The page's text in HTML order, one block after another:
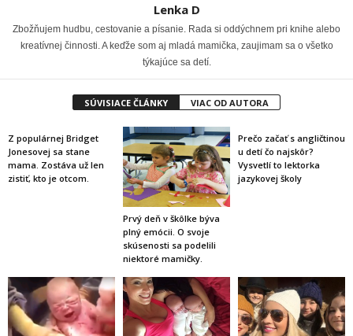
Lenka D
Zbožňujem hudbu, cestovanie a písanie. Rada si oddýchnem pri knihe alebo
kreatívnej činnosti. A keďže som aj mladá mamička, zaujimam sa o všetko
týkajúce sa detí.
SÚVISIACE ČLÁNKY VIAC OD AUTORA
Z populárnej Bridget
Jonesovej sa stane
mama. Zostáva už len
zistiť, kto je otcom.
Prvý deň v škôlke býva
plný emócii. O svoje
skúsenosti sa podelili
niektoré mamičky.
Prečo začať s angličtinou
u detí čo najskôr?
Vysvetlí to lektorka
jazykovej školy